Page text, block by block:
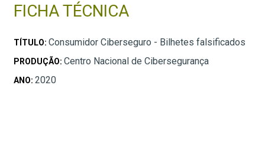
FICHA TÉCNICA
TÍTULO: Consumidor Ciberseguro - Bilhetes falsificados
PRODUÇÃO: Centro Nacional de Cibersegurança
ANO: 2020